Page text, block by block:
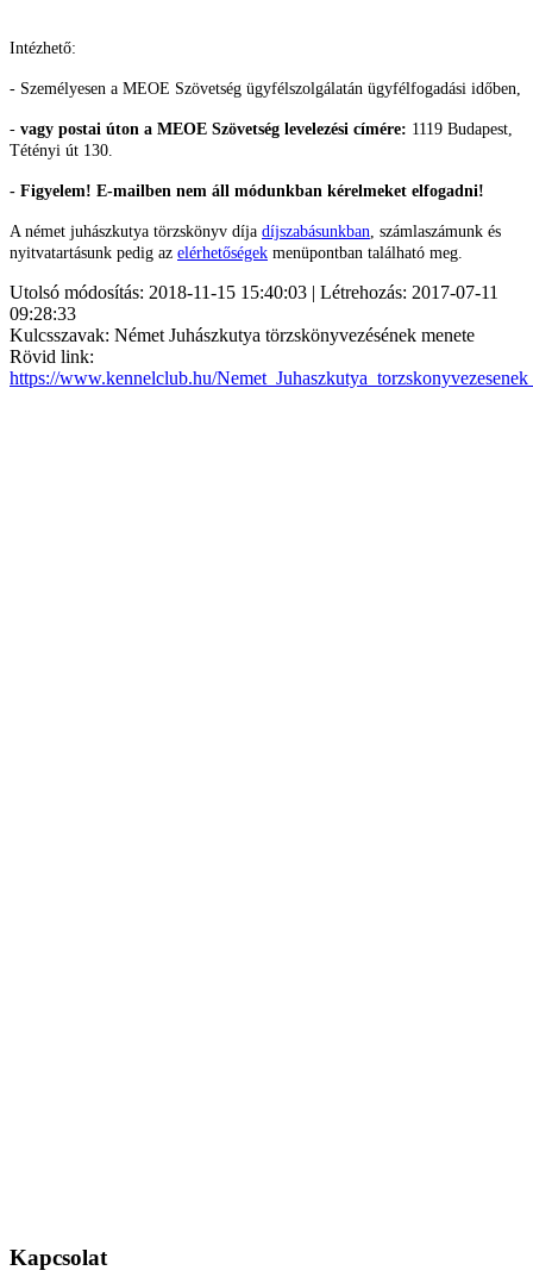
Intézhető:
- Személyesen a MEOE Szövetség ügyfélszolgálatán ügyfélfogadási időben,
- vagy postai úton a MEOE Szövetség levelezési címére: 1119 Budapest,
Tétényi út 130.
- Figyelem! E-mailben nem áll módunkban kérelmeket elfogadni!
A német juhászkutya törzskönyv díja díjszabásunkban , számlaszámunk és
nyitvatartásunk pedig az elérhetőségek menüpontban található meg.
Utolsó módosítás: 2018-11-15 15:40:03 | Létrehozás: 2017-07-11
09:28:33
Kulcsszavak: Német Juhászkutya törzskönyvezésének menete
Rövid link:
https://www.kennelclub.hu/
Kapcsolat